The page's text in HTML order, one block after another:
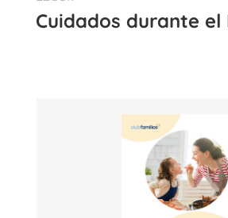
Cuidados durante el